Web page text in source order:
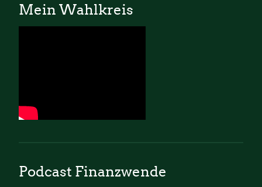
Mein Wahlkreis
Podcast Finanzwende